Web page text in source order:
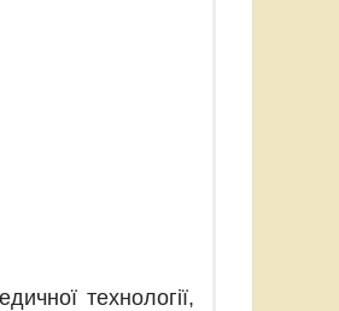
технології,